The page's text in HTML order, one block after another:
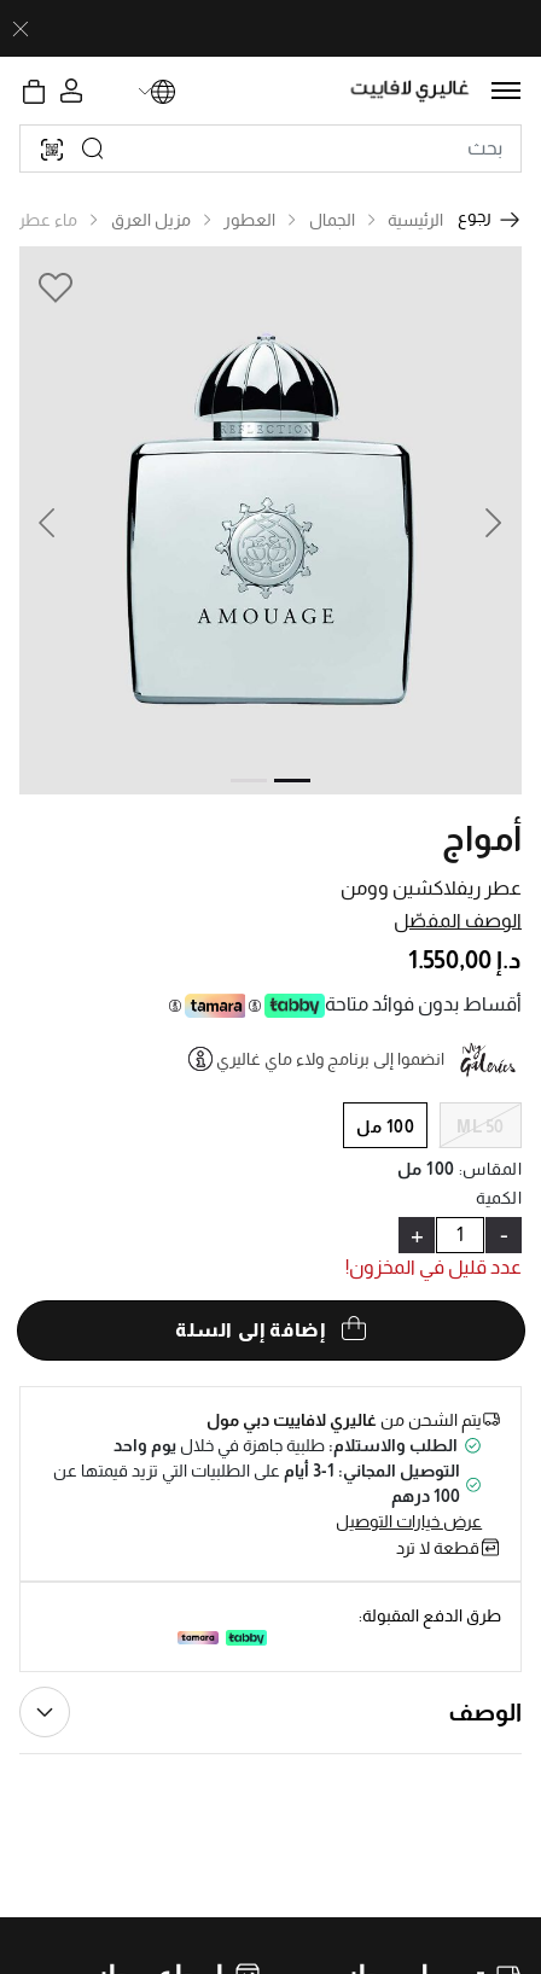
رجوع الرئيسية الجمال العطور مزيل العرق ماء عطر
Next
عطر ريفلاكشين وومن
أمواج
الوصف المفصّل
د.إ 1.550,00
أقساط بدون فوائد متاحة
انضموا إلى برنامج ولاء ماي غاليري
50 ML 100 مل
المقاس: 100 مل
الكمية
-
+
عدد قليل في المخزون!
إضافة إلى السلة
يتم الشحن منغاليري لافاييت دبي مول
الطلب والاستلام: طلبية جاهزة في خلال يوم واحد
التوصيل المجاني: 1-3 أيام
على الطلبيات التي تزيد قيمتها عن
100 درهم
عرض خيارات التوصيل
قطعة لا ترد
طرق الدفع المقبولة:
الوصف